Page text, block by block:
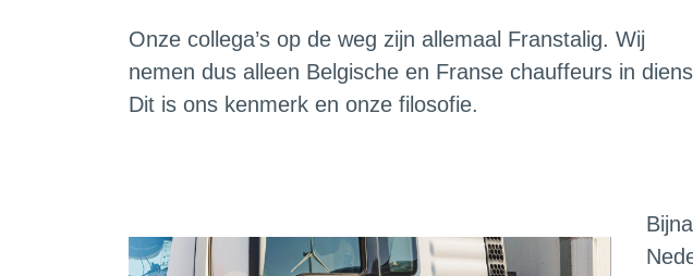
Spoedtransport Frankrijk
Wijntransport Frankrijk
Bericht van de CEO
Kernwaarden en missie
Onze collega’s op de weg zijn allemaal Franstalig. Wij
nemen dus alleen Belgische en Franse chauffeurs in
Dit is ons kenmerk en onze filosofie.